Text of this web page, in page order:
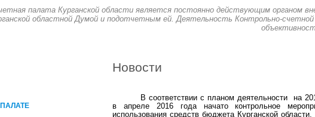
палата Курганской области является постоянно действующим органом
областной Думой и подотчетным ей. Деятельность Контрольно-
Новости
В соответствии с планом деятельности на
в апреле 2016 года начато контрольное
использования средств бюджета Курганской